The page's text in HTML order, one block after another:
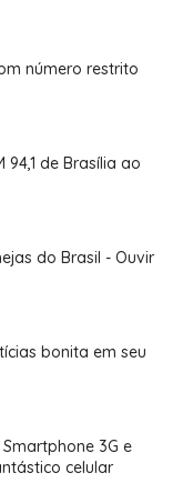
número restrito
94,1 de Brasília ao
do Brasil - Ouvir
bonita em seu
3G e
celular